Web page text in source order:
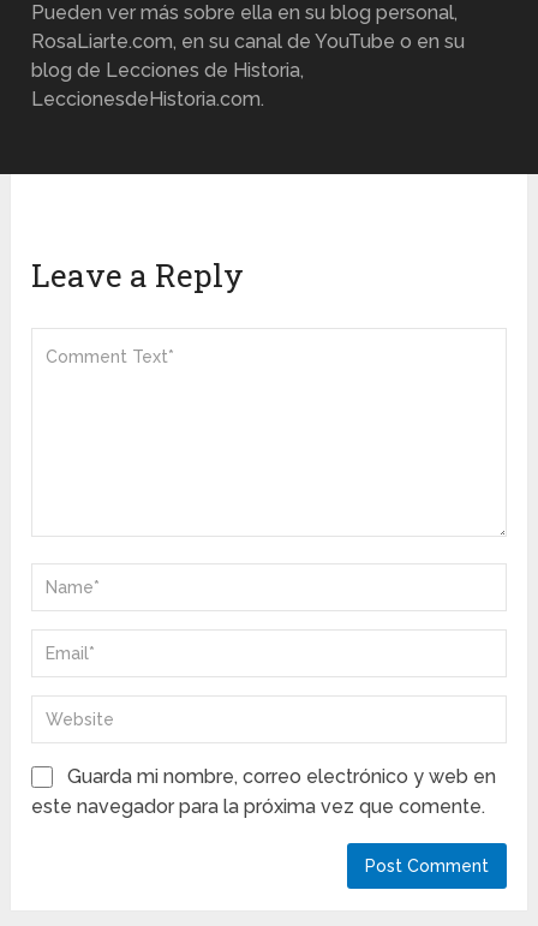
Pueden ver más sobre ella en su blog personal,
RosaLiarte.com, en su canal de YouTube o en su
blog de Lecciones de Historia,
LeccionesdeHistoria.com.
Leave a Reply
Guarda mi nombre, correo electrónico y web en
este navegador para la próxima vez que comente.